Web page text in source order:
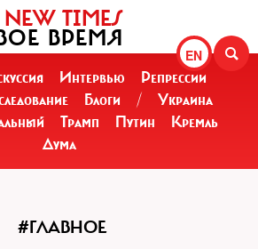
EN
NEW TIMES
ВРЕМЯ
Интервью
Репрессии
Блоги /
Украина
Трамп Путин
Кремль
Дума
#ГЛАВНОЕ